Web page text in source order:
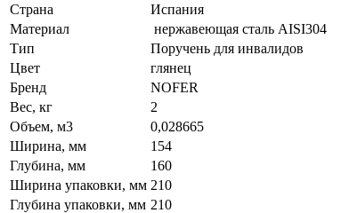
Страна
Испания
Материал
нержавеющая сталь AISI304
Тип
Поручень для инвалидов
Цвет
глянец
Бренд
NOFER
Вес, кг
2
Объем, м3
0,028665
Ширина, мм
154
Глубина, мм
160
Ширина упаковки, мм 210
Глубина упаковки, мм 210